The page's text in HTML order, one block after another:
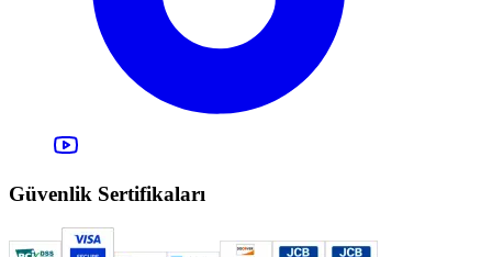
Güvenlik Sertifikaları